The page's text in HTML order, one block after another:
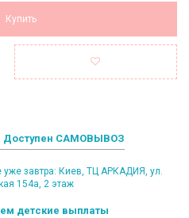
Купить
Доступен САМОВЫВОЗ
уже завтра: Киев, ТЦ АРКАДИЯ, ул.
154а, 2 этаж
детские выплаты